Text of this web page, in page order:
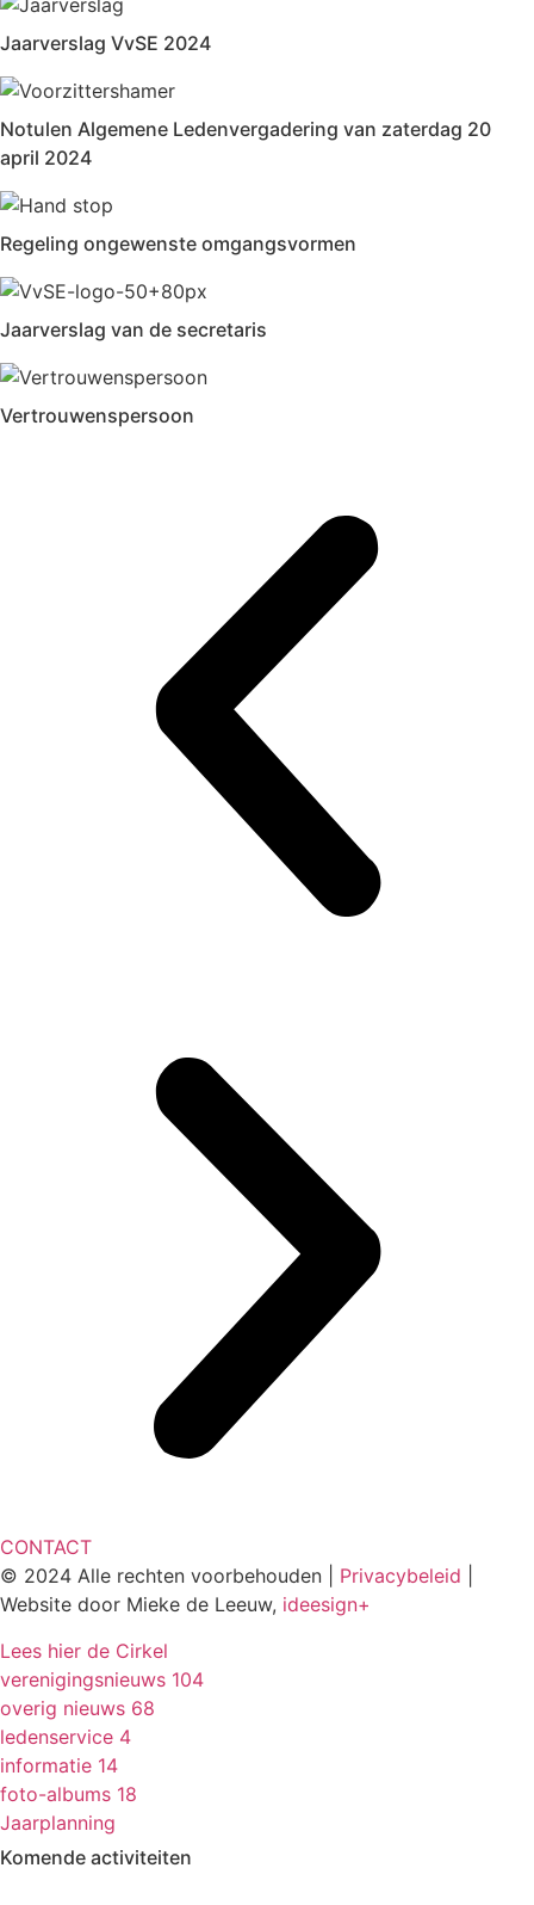
Jaarverslag VvSE 2024
Notulen Algemene Ledenvergadering van zaterdag 20
april 2024
Regeling ongewenste omgangsvormen
Jaarverslag van de secretaris
Vertrouwenspersoon
CONTACT
© 2024 Alle rechten voorbehouden | Privacybeleid
Website door Mieke de Leeuw, ideesign+
Lees hier de Cirkel
verenigingsnieuws 104
overig nieuws 68
ledenservice 4
informatie 14
foto-albums 18
Jaarplanning
Komende activiteiten